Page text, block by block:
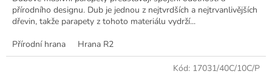
přírodního designu. Dub je jednou z nejtvrdších a nejtrvanlivějších
dřevin, takže parapety z tohoto materiálu vydrží...
Přírodní hrana
Hrana R2
Kód: 17031/40C/10C/P